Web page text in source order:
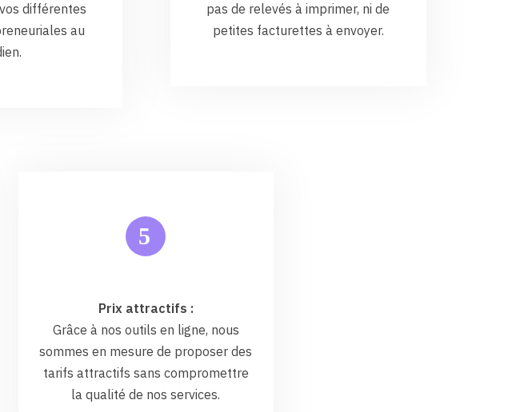
différentes
au
pas de relevés à imprimer, ni de
petites facturettes à envoyer.
5
Prix attractifs :
Grâce à nos outils en ligne, nous
sommes en mesure de proposer des
tarifs attractifs sans compromettre
la qualité de nos services.